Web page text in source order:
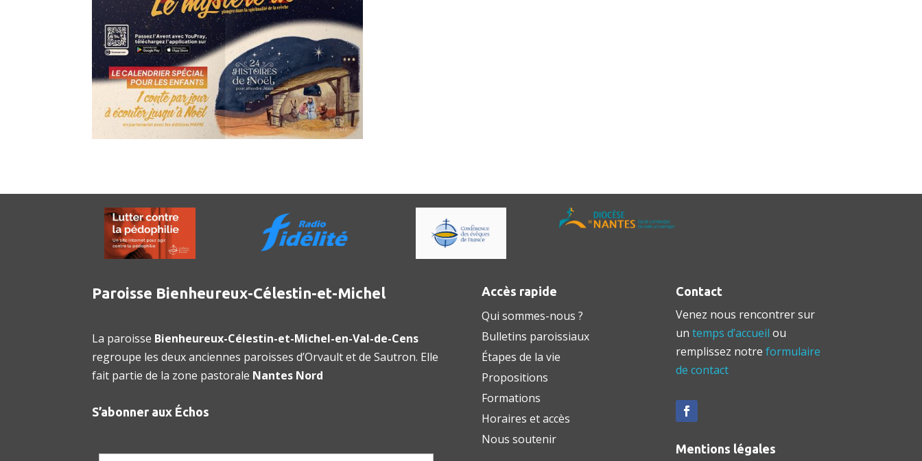
Paroisse Bienheureux-Célestin-et-Michel
La paroisse Bienheureux-Célestin-et-Michel-en-Val-de-Cens
regroupe les deux anciennes paroisses d’Orvault et de Sautron. Elle
fait partie de la zone pastorale Nantes Nord
S’abonner aux Échos
Accès rapide
Qui sommes-nous ?
Bulletins paroissiaux
Étapes de la vie
Propositions
Formations
Horaires et accès
Nous soutenir
Contact
Venez nous rencontrer sur
untemps d’accueil ou
remplissez notreformulaire
de contact
Mentions légales